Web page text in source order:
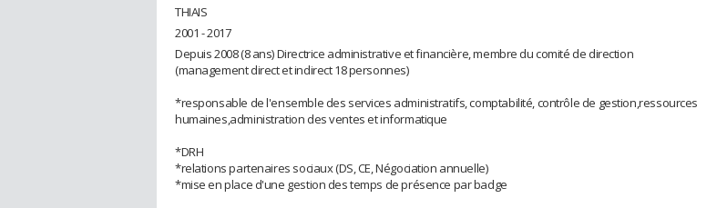
THIAIS
2001 - 2017
Depuis 2008 (8 ans) Directrice administrative et financière, membre du comité de direction
(management direct et indirect 18 personnes)
*responsable de l'ensemble des services administratifs, comptabilité, contrôle de gestion,ressources
humaines,administration des ventes et informatique
*DRH
*relations partenaires sociaux (DS, CE, Négociation annuelle)
*mise en place d'une gestion des temps de présence par badge